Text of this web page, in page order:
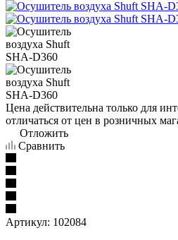
Цена действительна только для
отличаться от цен в розничных
Отложить
Сравнить
Артикул: 102084